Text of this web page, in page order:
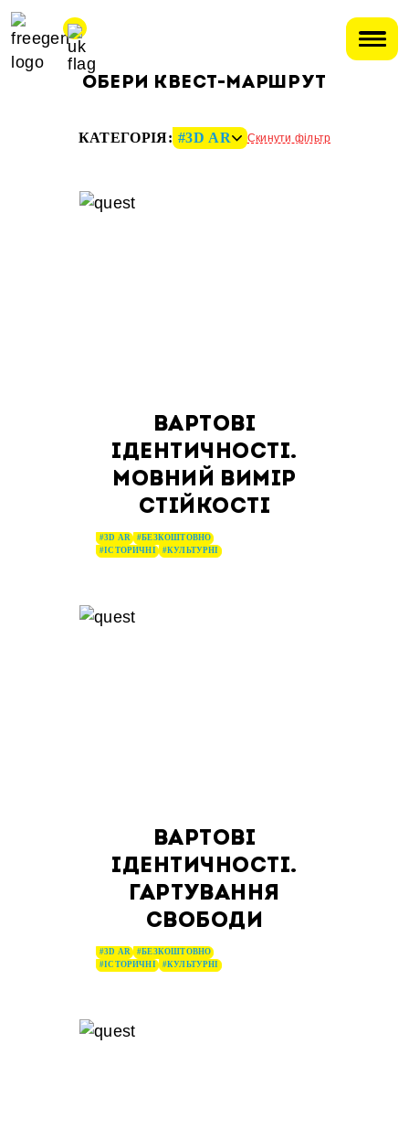
OБЕРИ КВЕСТ-МАРШРУТ
КАТЕГОРІЯ: #3D AR Скинути фільтр
ВАРТОВІ
ІДЕНТИЧНОСТІ.
МОВНИЙ ВИМІР
СТІЙКОСТІ
#3D AR
#БЕЗКОШТОВНО
#ІСТОРИЧНІ
#КУЛЬТУРНІ
ВАРТОВІ
ІДЕНТИЧНОСТІ.
ГАРТУВАННЯ
СВОБОДИ
#3D AR
#БЕЗКОШТОВНО
#ІСТОРИЧНІ
#КУЛЬТУРНІ